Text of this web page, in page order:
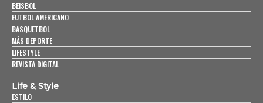
BEISBOL
FUTBOL AMERICANO
BASQUETBOL
MÁS DEPORTE
LIFESTYLE
REVISTA DIGITAL
Life & Style
ESTILO